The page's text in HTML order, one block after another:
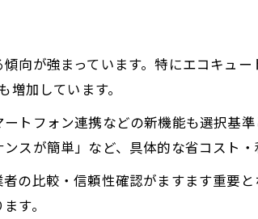
向が強まっています。特にエコキュー
加しています。
トフォン連携などの新機能も選択基
スが簡単」など、具体的な省コスト・
の比較・信頼性確認がますます重要
す。